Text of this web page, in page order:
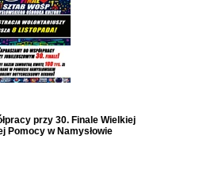
przy 30. Finale Wielkiej
Pomocy w Namysłowie